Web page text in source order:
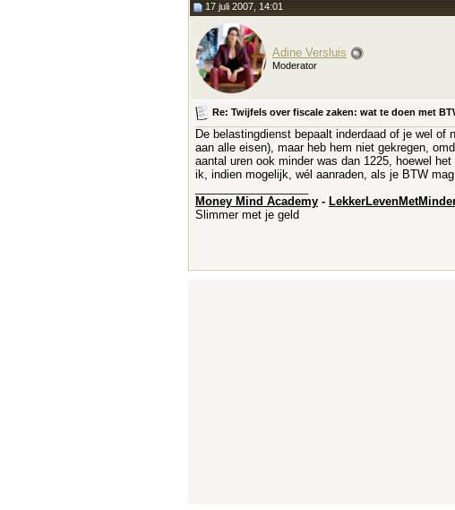
17 juli 2007, 14:01
Adine Versluis
Moderator
Re: Twijfels over fiscale zaken: wat te doen met
De belastingdienst bepaalt inderdaad of je wel
aan alle eisen), maar heb hem niet gekregen,
aantal uren ook minder was dan 1225, hoewel
ik, indien mogelijk, wél aanraden, als je BTW
Money Mind Academy -
Slimmer met je geld